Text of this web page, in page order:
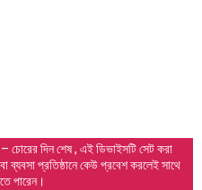
দিন শেষ , এই ডিভাইসটি সেট করা
ব্যবসা প্রতিষ্ঠানে কেউ প্রবেশ করলেই সাথে
পারেন।